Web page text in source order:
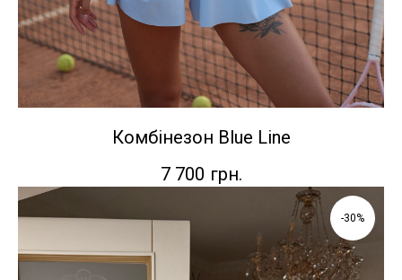
Комбінезон Blue Line
7 700 грн.
-30%